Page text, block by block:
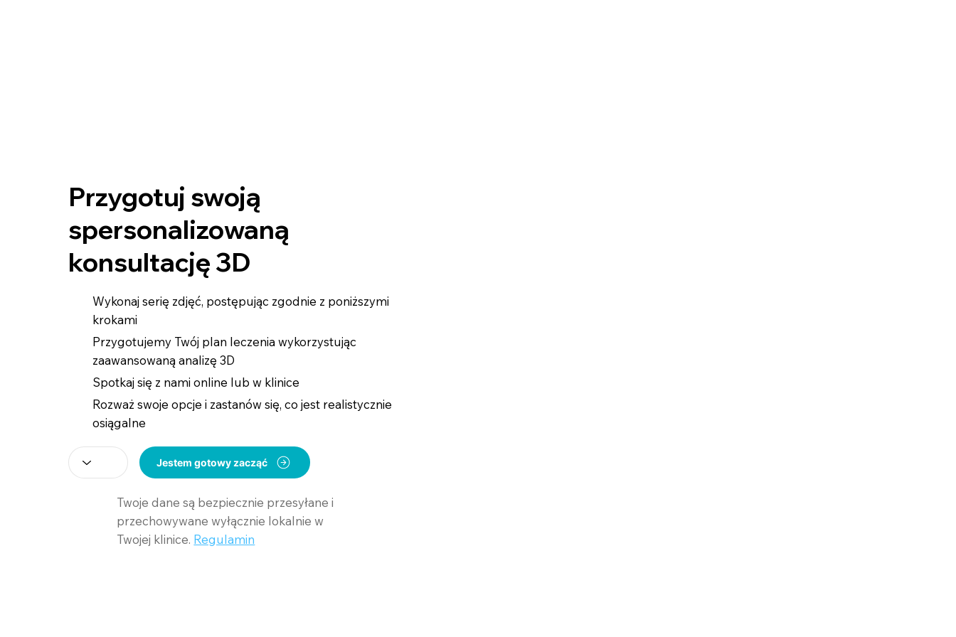
Przygotuj swoją
spersonalizowaną
konsultację 3D
Wykonaj serię zdjęć, postępując zgodnie z poniższymi
krokami
Przygotujemy Twój plan leczenia wykorzystując
zaawansowaną analizę 3D
Spotkaj się z nami online lub w klinice
Rozważ swoje opcje i zastanów się, co jest realistycznie
osiągalne
Jestem gotowy zacząć
Twoje dane są bezpiecznie przesyłane i
przechowywane wyłącznie lokalnie w
Twojej klinice. Regulamin